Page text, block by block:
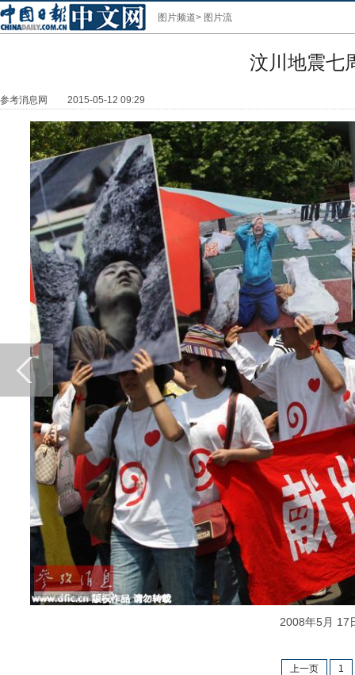
图片频道> 图片流
汶川地震七
参考消息网 2015-05-12 09:29
2008年5月 17
上一页 1